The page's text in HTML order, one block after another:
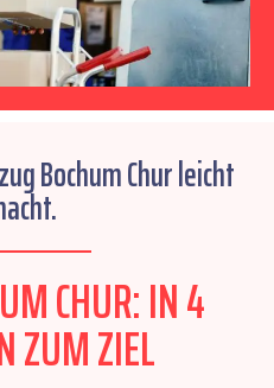
Bochum Chur leicht
CHUR: IN 4
ZUM ZIEL